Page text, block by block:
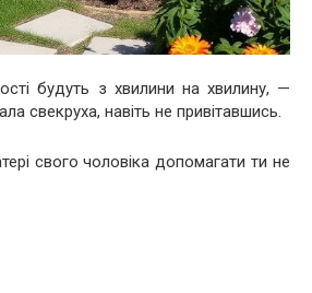
будуть з хвилини на хвилину, —
свекруха, навіть не привітавшись.
свого чоловіка допомагати ти не